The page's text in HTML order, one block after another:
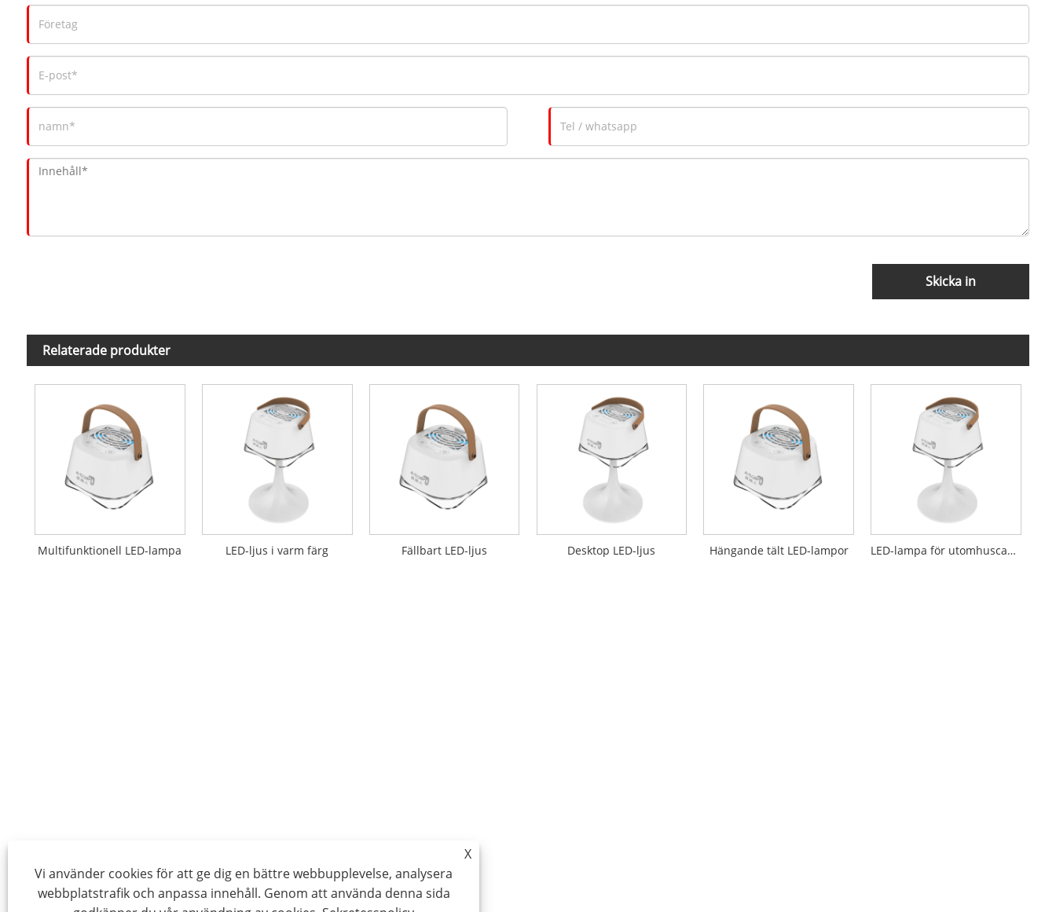
Skicka in
Relaterade produkter
Multifunktionell LED-lampa LED-ljus i varm färg Fällbart LED-ljus Desktop LED-ljus Hängande tält LED-lampor LED-lampa för utomhuscamping
X
Vi använder cookies för att ge dig en bättre webbupplevelse, analysera
webbplatstrafik och anpassa innehåll. Genom att använda denna sida